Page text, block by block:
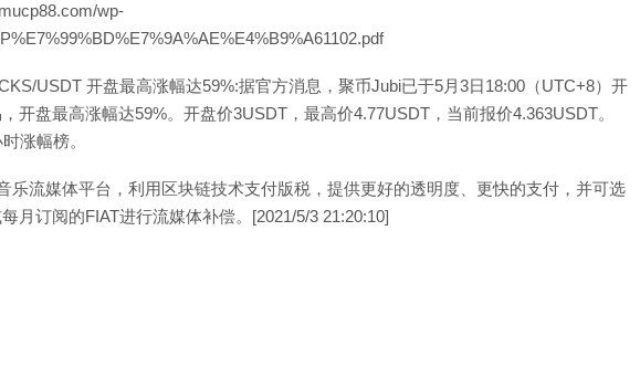
wp-
USDT 开盘最高涨幅达59%:据官方消息，聚币Jubi已于5月3日18:00（UTC+8）开
开盘最高涨幅达59%。开盘价3USDT，最高价4.77USDT，当前报价4.363USDT。
涨幅榜。
乐流媒体平台，利用区块链技术支付版税，提供更好的透明度、更快的支付，并可选
月订阅的FIAT进行流媒体补偿。[2021/5/3 21:20:10]